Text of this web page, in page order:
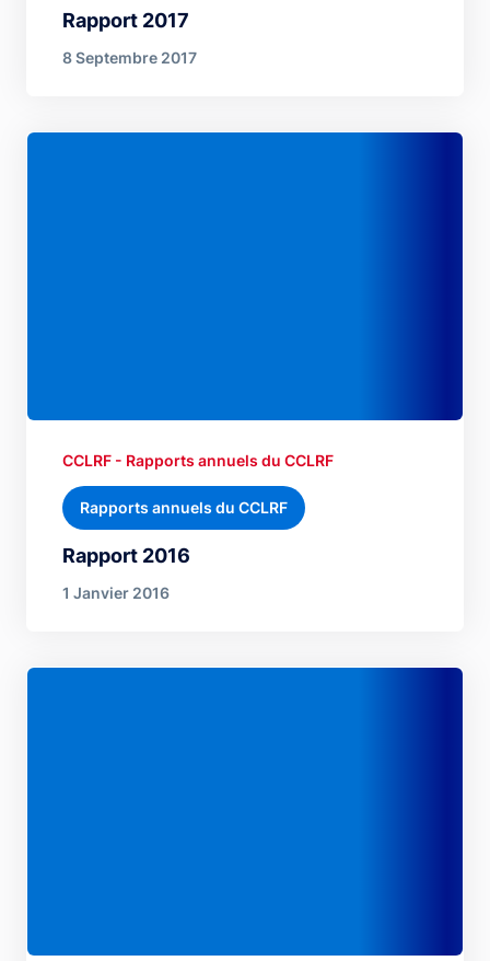
Rapport 2017
8 Septembre 2017
Rapport 2016
CCLRF - Rapports annuels du CCLRF
Rapports annuels du CCLRF
1 Janvier 2016